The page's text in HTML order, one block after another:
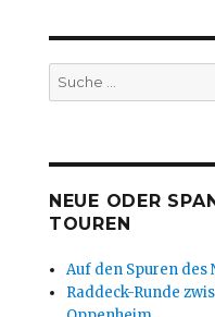
Suche
nach:
NEUE ODER
TOUREN
Auf den Spuren des
Raddeck-Runde